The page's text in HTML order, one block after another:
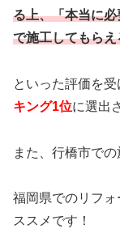
る上、「本当に
で施工してもらえ
といった評価を
キング1位に選出
また、行橋市での
福岡県でのリフ
ススメです！